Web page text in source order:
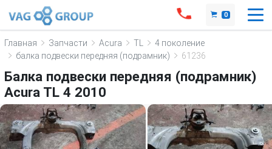
0
Главная Запчасти Acura TL
4 поколение
балка подвески передняя (подрамник)
61236
Балка подвески передняя (подрамник)
Acura TL 4 2010